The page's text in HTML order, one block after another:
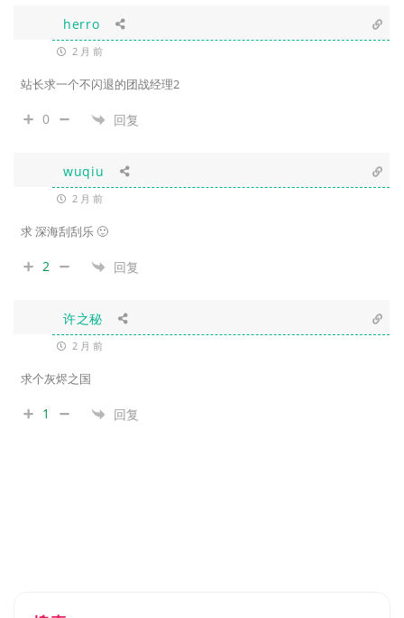
herro
2 月 前
站长求一个不闪退的团战经理2
0 回复
wuqiu
2 月 前
求 深海刮刮乐 🙂
2 回复
许之秘
2 月 前
求个灰烬之国
1 回复